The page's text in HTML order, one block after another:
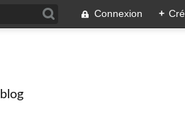
Connexion +